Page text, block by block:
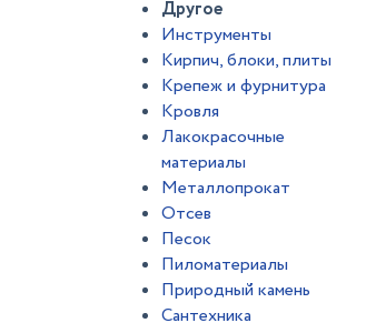
Другое
Инструменты
Кирпич, блоки, плиты
Крепеж и фурнитура
Кровля
Лакокрасочные
материалы
Металлопрокат
Отсев
Песок
Пиломатериалы
Природный камень
Сантехника